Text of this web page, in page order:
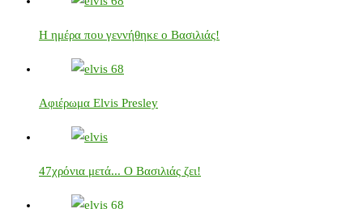
Η ημέρα που γεννήθηκε ο Βασιλιάς!
Αφιέρωμα Elvis Presley
47χρόνια μετά... Ο Βασιλιάς ζει!